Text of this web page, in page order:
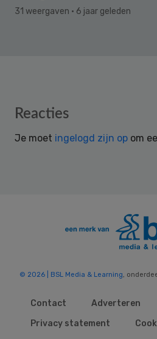
31 weergaven · 6 jaar geleden
Reader
Reacties
Je moet ingelogd zijn op om
© 2026 | BSL Media & Learning,
Contact
Adverteren
Privacy statement